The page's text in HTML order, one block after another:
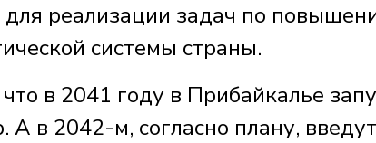
для реализации задач по
системы страны.
в 2041 году в Прибайкалье
А в 2042-м, согласно плану,